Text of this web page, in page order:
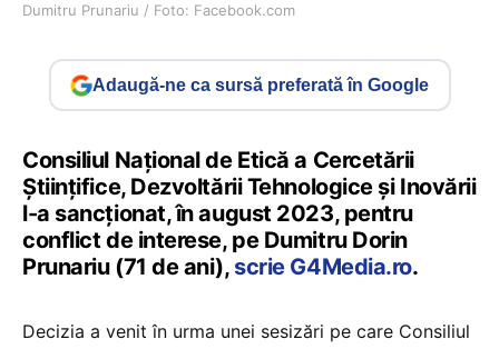
Dumitru Prunariu / Foto: Facebook.com
Adaugă-ne ca sursă preferată în Google
Consiliul Naţional de Etică a Cercetării
Ştiinţifice, Dezvoltării Tehnologice şi Inovării
l-a sancționat, în august 2023, pentru
conflict de interese, pe Dumitru Dorin
Prunariu (71 de ani), scrie G4Media.ro.
Decizia a venit în urma unei sesizări pe care Consiliul